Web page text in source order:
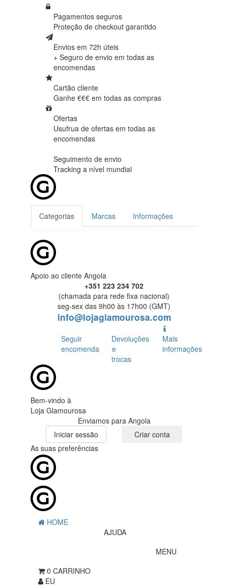
Pagamentos seguros
Proteção de checkout garantido
Envios em 72h úteis
+ Seguro de envio em todas as
encomendas
Cartão cliente
Ganhe €€€ em todas as compras
Ofertas
Usufrua de ofertas em todas as
encomendas
Seguimento de envio
Tracking a nível mundial
Categorias Marcas Informações
Apoio ao cliente Angola
+351 223 234 702
(chamada para rede fixa nacional)
seg-sex das 9h00 às 17h00 (GMT)
info@lojaglamourosa.com
Seguir
encomenda
Devoluções
e
trocas
Mais
informações
Bem-vindo à
Loja Glamourosa
Enviamos para Angola
Iniciar sessão
Criar conta
As suas preferências
HOME
AJUDA
MENU
0 CARRINHO
EU